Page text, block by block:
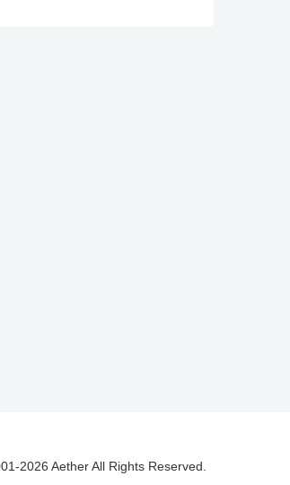
2026 Aether All Rights Reserved.